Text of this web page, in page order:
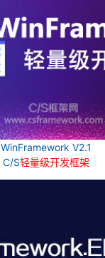
WinFramework V2.1
C/S轻量级开发框架